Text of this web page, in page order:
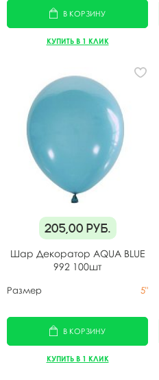
В КОРЗИНУ
КУПИТЬ В 1 КЛИК
205,00 руб.
Шар Декоратор AQUA BLUE
992 100шт
Размер 5"
В КОРЗИНУ
КУПИТЬ В 1 КЛИК